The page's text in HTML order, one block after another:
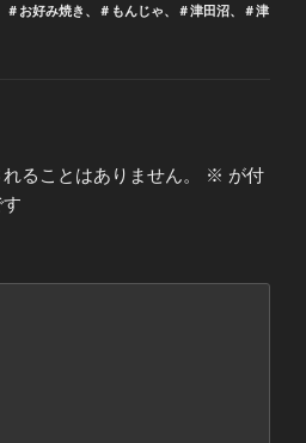
＃お好み焼き 、 ＃もんじゃ、 ＃津田沼、
＃津
ることはありません。 ※ が付